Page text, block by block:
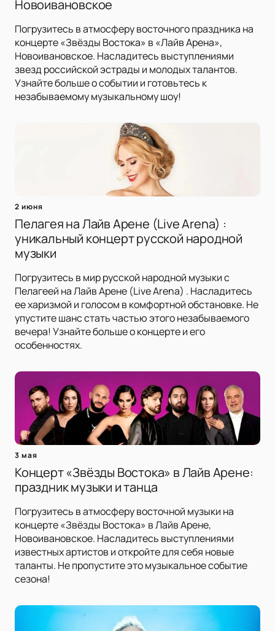
Новоивановское
Погрузитесь в атмосферу восточного праздника на
концерте «Звёзды Востока» в «Лайв Арена»,
Новоивановское. Насладитесь выступлениями
звезд российской эстрады и молодых талантов.
Узнайте больше о событии и готовьтесь к
незабываемому музыкальному шоу!
2 июня
Пелагея на Лайв Арене (Live Arena) :
уникальный концерт русской народной
музыки
Погрузитесь в мир русской народной музыки с
Пелагеей на Лайв Арене (Live Arena) . Насладитесь
ее харизмой и голосом в комфортной обстановке. Не
упустите шанс стать частью этого незабываемого
вечера! Узнайте больше о концерте и его
особенностях.
3 мая
Концерт «Звёзды Востока» в Лайв Арене:
праздник музыки и танца
Погрузитесь в атмосферу восточной музыки на
концерте «Звёзды Востока» в Лайв Арене,
Новоивановское. Насладитесь выступлениями
известных артистов и откройте для себя новые
таланты. Не пропустите это музыкальное событие
сезона!